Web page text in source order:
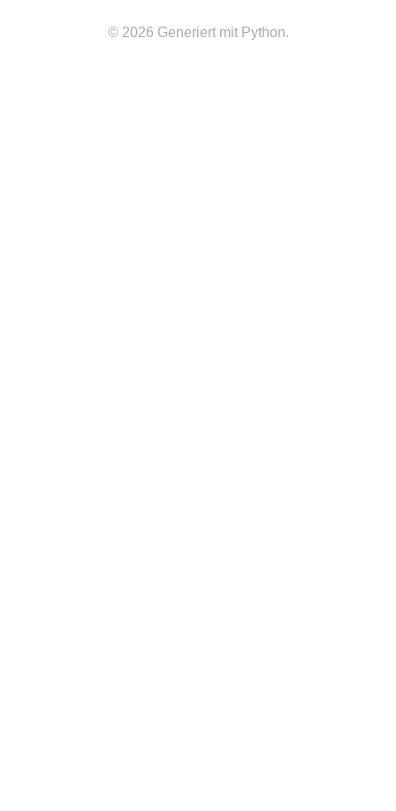
© 2026 Generiert mit Python.